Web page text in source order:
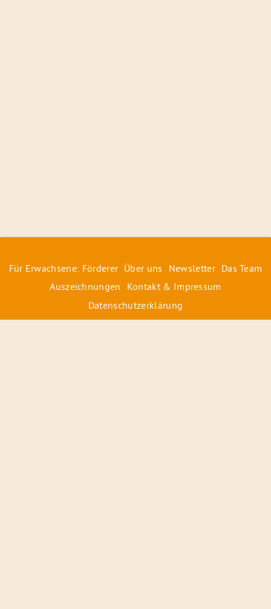
Für Erwachsene: Förderer Über uns Newsletter Das Team
Auszeichnungen
Kontakt & Impressum
Datenschutzerklärung